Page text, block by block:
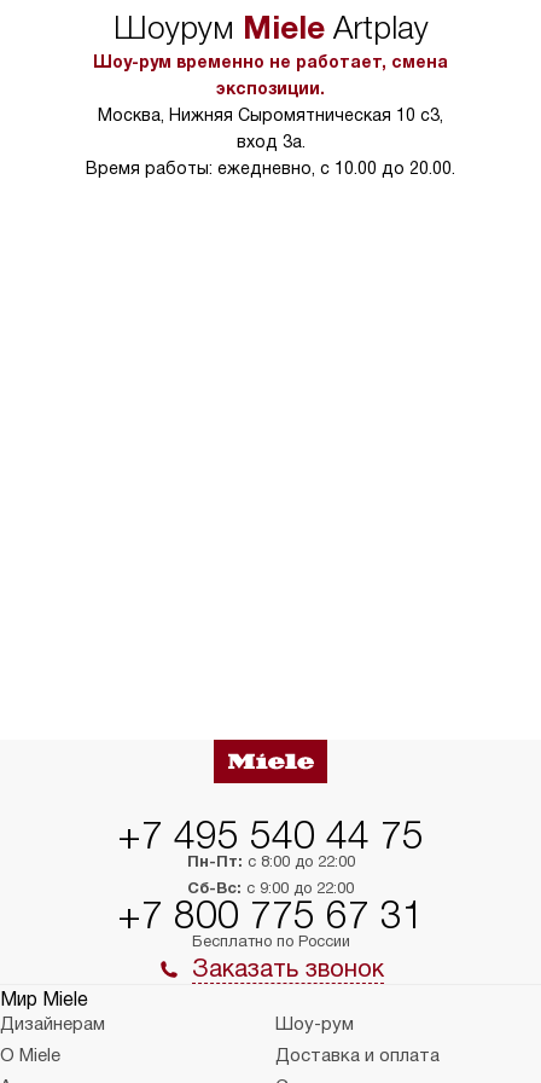
Шоурум MieleArtplay
Шоу-рум временно не работает, смена
экспозиции.
Москва, Нижняя Сыромятническая 10 с3,
вход 3а.
Время работы: ежедневно, с 10.00 до 20.00.
+7 495 540 44 75
Пн-Пт: с 8:00 до 22:00
Сб-Вс: с 9:00 до 22:00
+7 800 775 67 31
Бесплатно по России
Заказать звонок
Мир Miele
Дизайнерам
Шоу-рум
О Miele
Доставка и оплата